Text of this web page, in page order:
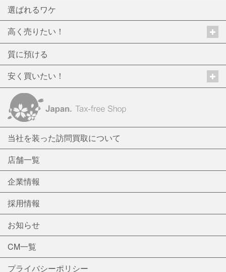
選ばれるワケ
高く売りたい！
質に預ける
安く買いたい！
当社を装った訪問買取について
店舗一覧
企業情報
採用情報
お知らせ
CM一覧
プライバシーポリシー